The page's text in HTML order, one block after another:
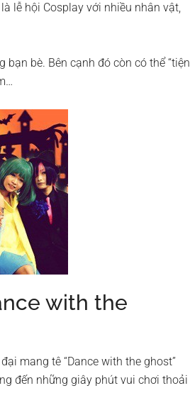
lễ hội Cosplay với nhiều nhân vật,
bè. Bên cạnh đó còn có thể “tiện
with the
mang tê “Dance with the ghost”
đến những giây phút vui chơi thoải